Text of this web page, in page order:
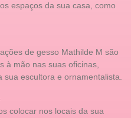
espaços da sua casa, como
de gesso Mathilde M são
à mão nas suas oficinas,
escultora e ornamentalista.
colocar nos locais da sua